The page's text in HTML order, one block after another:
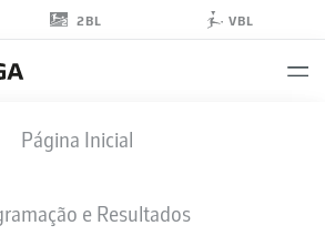
2BL VBL
Página Inicial
e Resultados